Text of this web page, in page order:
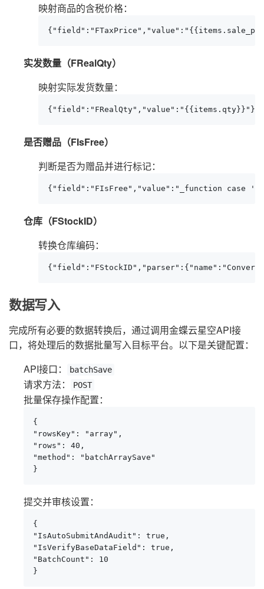
映射商品的含税价格：
实发数量（FRealQty）
映射实际发货数量：
{"field":"FRealQty","value":"{{items.qty}}"}
是否赠品（FIsFree）
判断是否为赠品并进行标记：
{"field":"FIsFree","value":"_function case
仓库（FStockID）
转换仓库编码：
数据写入
完成所有必要的数据转换后，通过调用金蝶云星空API接
口，将处理后的数据批量写入目标平台。以下是关键配置：
API接口：
batchSave
请求方法： POST
批量保存操作配置：
{
"rowsKey": "array",
"rows": 40,
"method": "batchArraySave"
}
提交并审核设置：
{
"IsAutoSubmitAndAudit": true,
"IsVerifyBaseDataField": true,
"BatchCount": 10
}